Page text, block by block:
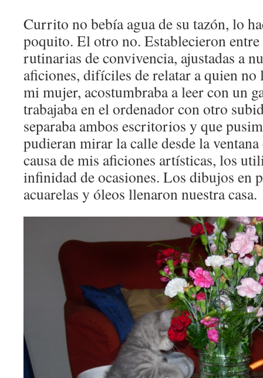
Currito no bebía agua de su tazón, lo
poquito. El otro no. Establecieron
rutinarias de convivencia, ajustadas a
aficiones, difíciles de relatar a quien
mi mujer, acostumbraba a leer con un
trabajaba en el ordenador con otro
separaba ambos escritorios y que
pudieran mirar la calle desde la
causa de mis aficiones artísticas, los
infinidad de ocasiones. Los dibujos en
acuarelas y óleos llenaron nuestra casa.